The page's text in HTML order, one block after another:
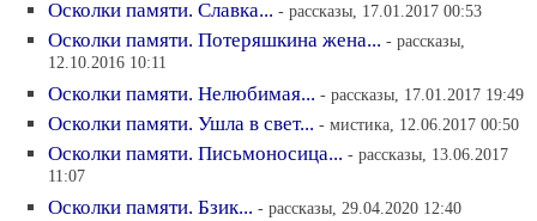
Осколки памяти. Славка... - рассказы, 17.01.2017 00:53
Осколки памяти. Потеряшкина жена... - рассказы,
12.10.2016 10:11
Осколки памяти. Нелюбимая... - рассказы, 17.01.2017 19:49
Осколки памяти. Ушла в свет... - мистика, 12.06.2017 00:50
Осколки памяти. Письмоносица... - рассказы, 13.06.2017
11:07
Осколки памяти. Бзик... - рассказы, 29.04.2020 12:40